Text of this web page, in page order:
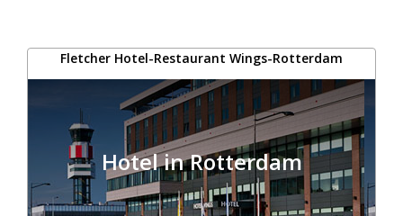
Fletcher Hotel-Restaurant Wings-Rotterdam
Hotel in Rotterdam